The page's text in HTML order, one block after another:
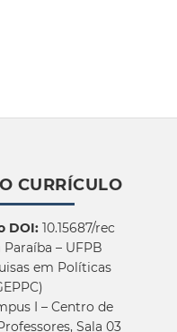
CURRÍCULO
DOI:10.15687/rec
– UFPB
em Políticas
I – Centro de
Sala 03